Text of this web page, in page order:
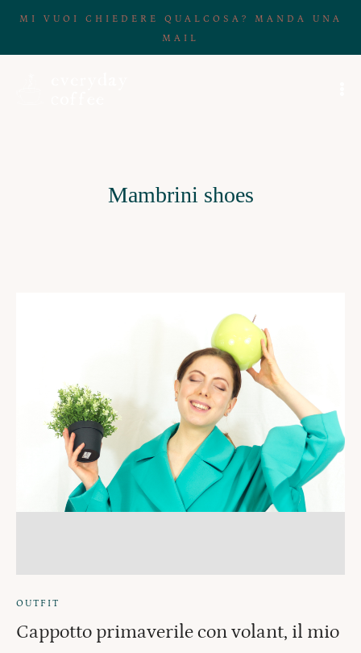
MI VUOI CHIEDERE QUALCOSA? MANDA UNA
MAIL
Mambrini shoes
OUTFIT
Cappotto primaverile con volant, il mio